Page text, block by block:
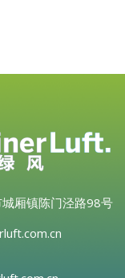
厢镇陈门泾路98号